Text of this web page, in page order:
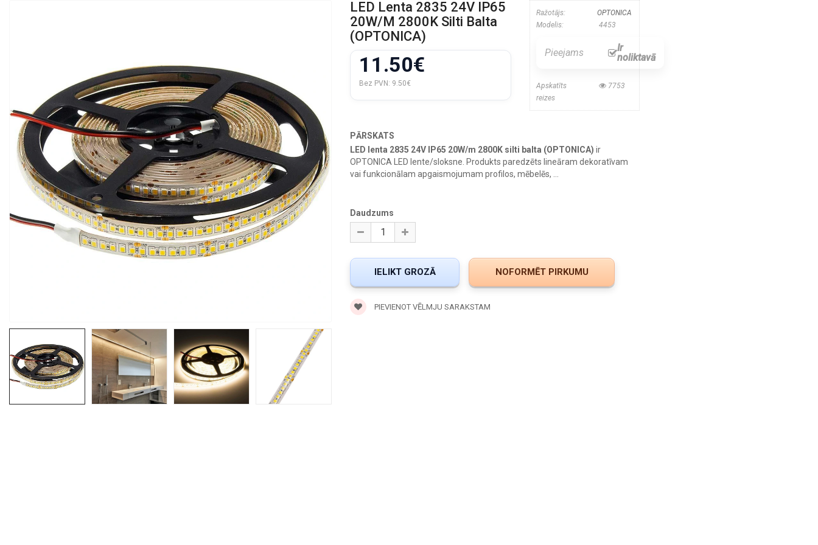
LED Lenta 2835 24V IP65
20W/m 2800K Silti Balta
(OPTONICA)
11.50€
Bez PVN: 9.50€
Ražotājs:
OPTONICA
Modelis:
4453
Pieejams
Ir
noliktavā
Apskatīts
7753
reizes
PĀRSKATS
LED lenta 2835 24V IP65 20W/m 2800K silti balta (OPTONICA) ir
OPTONICA LED lente/sloksne. Produkts paredzēts lineāram dekoratīvam
vai funkcionālam apgaismojumam profilos, mēbelēs, ...
Daudzums
PIEVIENOT VĒLMJU SARAKSTAM